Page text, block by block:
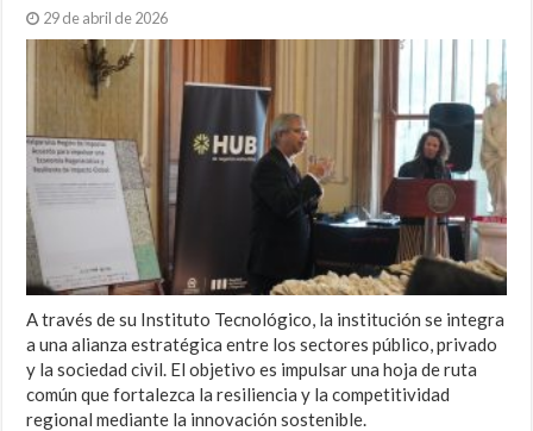
29 de abril de 2026
A través de su Instituto Tecnológico, la institución se integra
a una alianza estratégica entre los sectores público, privado
y la sociedad civil. El objetivo es impulsar una hoja de ruta
común que fortalezca la resiliencia y la competitividad
regional mediante la innovación sostenible.